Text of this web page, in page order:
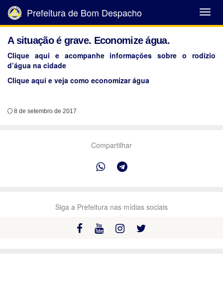
Abrir
Menu
Prefeitura de Bom Despacho
A situação é grave. Economize água.
Clique aqui e acompanhe informações sobre o rodízio
d’água na cidade
Clique aqui e veja como economizar água
8 de setembro de 2017
Compartilhar
Siga a Prefeitura nas mídias sociais